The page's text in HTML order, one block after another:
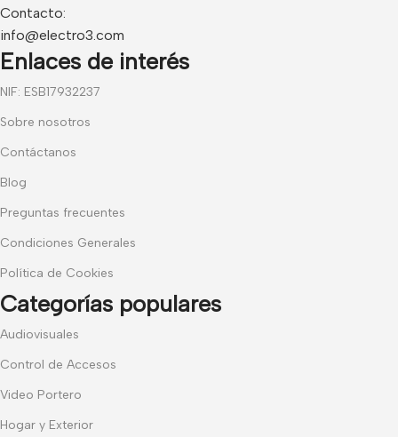
Contacto:
info@electro3.com
Enlaces de interés
NIF: ESB17932237
Sobre nosotros
Contáctanos
Blog
Preguntas frecuentes
Condiciones Generales
Política de Cookies
Categorías populares
Audiovisuales
Control de Accesos
Video Portero
Hogar y Exterior